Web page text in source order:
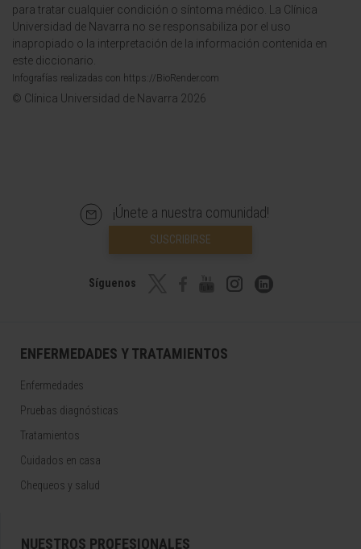
para tratar cualquier condición o síntoma médico. La Clínica
Universidad de Navarra no se responsabiliza por el uso
inapropiado o la interpretación de la información contenida en
este diccionario.
Infografías realizadas con https://BioRender.com
© Clínica Universidad de Navarra 2026
¡Únete a nuestra comunidad!
SUSCRIBIRSE
Síguenos
ENFERMEDADES Y TRATAMIENTOS
Enfermedades
Pruebas diagnósticas
Tratamientos
Cuidados en casa
Chequeos y salud
NUESTROS PROFESIONALES